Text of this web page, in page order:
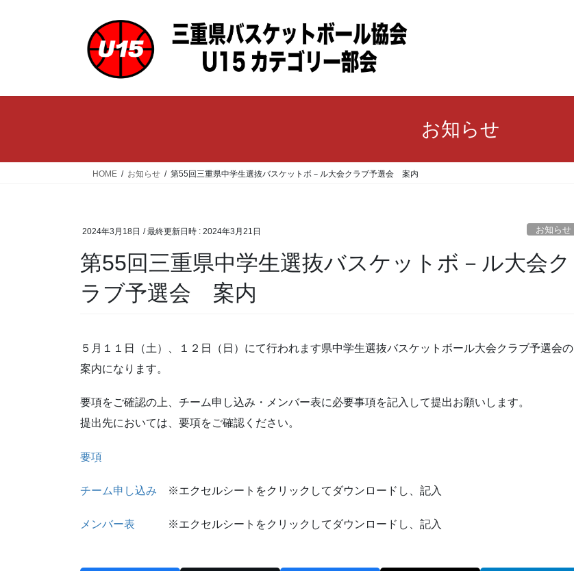
お知らせ
HOME お知らせ 第55回三重県中学生選抜バスケットボ－ル大会クラブ予選会 案内
2024年3月18日 / 最終更新日時 : 2024年3月21日 お知らせ
第55回三重県中学生選抜バスケットボ－ル大会ク
ラブ予選会 案内
５月１１日（土）、１２日（日）にて行われます県中学生選抜バスケットボール大会クラブ予選会の
案内になります。
要項をご確認の上、チーム申し込み・メンバー表に必要事項を記入して提出お願いします。
提出先においては、要項をご確認ください。
要項
チーム申し込み ※エクセルシートをクリックしてダウンロードし、記入
メンバー表 ※エクセルシートをクリックしてダウンロードし、記入